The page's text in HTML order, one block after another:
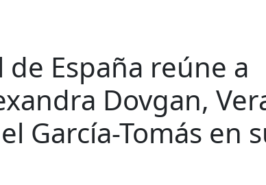
España reúne a
Dovgan,
García-Tomás en